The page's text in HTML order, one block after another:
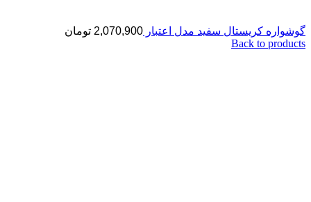
گوشواره کریستال سفید مدل اعتبار 2,070,900 تومان
Back to products